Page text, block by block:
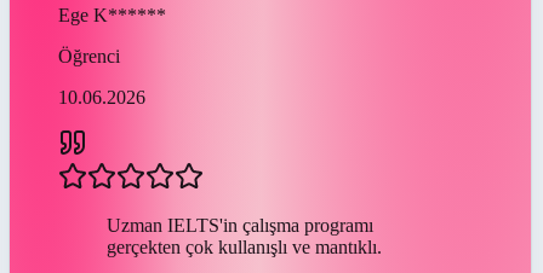
Ege K******
Öğrenci
10.06.2026
Uzman IELTS'in çalışma programı
gerçekten çok kullanışlı ve mantıklı.